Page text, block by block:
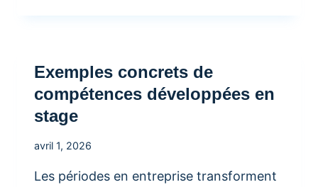
Exemples concrets de
compétences développées en
stage
avril 1, 2026
Les périodes en entreprise transforment